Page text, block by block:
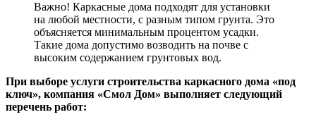
Важно! Каркасные дома подходят для установки
на любой местности, с разным типом грунта. Это
объясняется минимальным процентом усадки.
Такие дома допустимо возводить на почве с
высоким содержанием грунтовых вод.
При выборе услуги строительства каркасного дома «под
ключ», компания «Смол Дом» выполняет следующий
перечень работ: